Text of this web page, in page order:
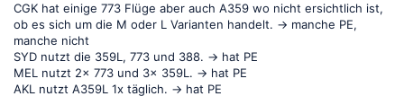
CGK hat einige 773 Flüge aber auch A359 wo nicht ersichtlich ist,
ob es sich um die M oder L Varianten handelt. -> manche PE,
manche nicht
SYD nutzt die 359L, 773 und 388. -> hat PE
MEL nutzt 2x 773 und 3x 359L. -> hat PE
AKL nutzt A359L 1x täglich. -> hat PE